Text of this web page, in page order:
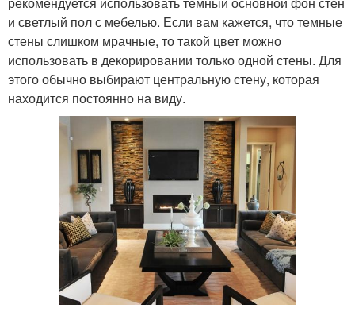
и светлый пол с мебелью. Если вам кажется, что темные
стены слишком мрачные, то такой цвет можно
использовать в декорировании только одной стены. Для
этого обычно выбирают центральную стену, которая
находится постоянно на виду.